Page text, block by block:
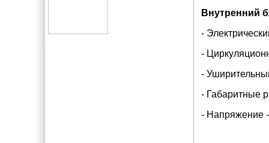
Внутренний
-
-
-
- Габаритные
- Напряжение